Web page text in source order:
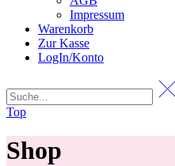
Impressum
Warenkorb
Zur Kasse
LogIn/Konto
Top
Shop